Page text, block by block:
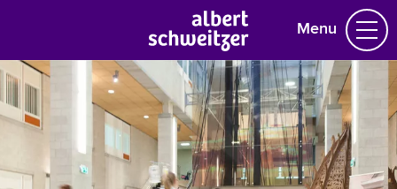
Menu
Homepage
Praktische informatie
Specialismen
Werken en leren